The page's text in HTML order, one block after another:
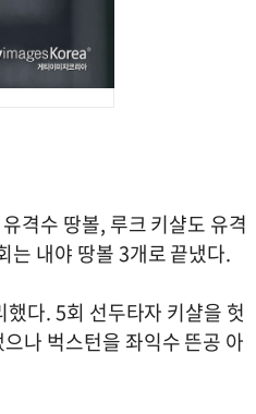
격수 땅볼, 루크 키샬도 유격
는 내야 땅볼 3개로 끝냈다.
다. 5회 선두타자 키샬을 헛
나 벅스턴을 좌익수 뜬공 아